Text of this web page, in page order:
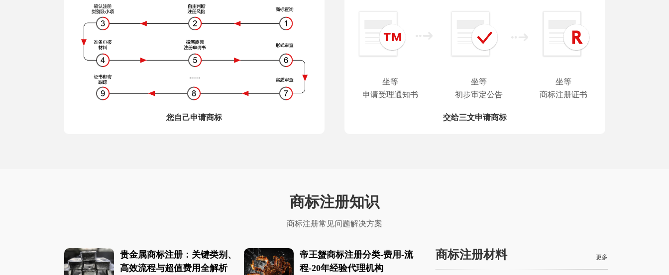
您自己申请商标
坐等
申请受理通知书
坐等
初步审定公告
坐等
商标注册证书
交给三文申请商标
商标注册知识
商标注册常见问题解决方案
贵金属商标注册：关键类别、
高效流程与超值费用全解析
帝王蟹商标注册分类-费用-流
程-20年经验代理机构
商标注册材料 更多